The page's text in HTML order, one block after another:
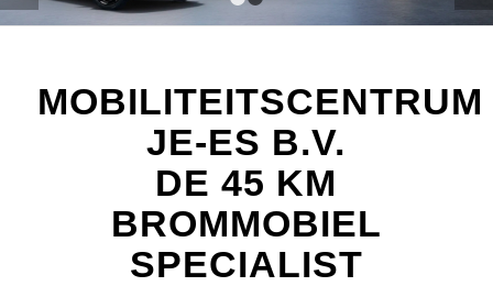
MOBILITEITSCENTRUM
JE-ES B.V.
DE 45 KM
BROMMOBIEL
SPECIALIST